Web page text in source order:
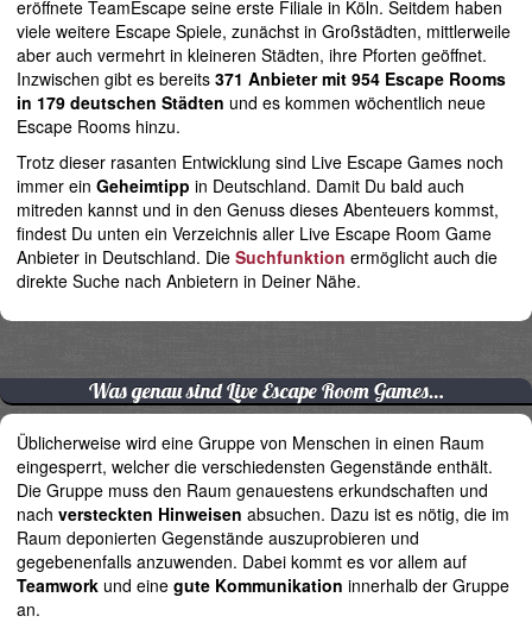
eröffnete TeamEscape seine erste Filiale in Köln. Seitdem haben
viele weitere Escape Spiele, zunächst in Großstädten, mittlerweile
aber auch vermehrt in kleineren Städten, ihre Pforten geöffnet.
Inzwischen gibt es bereits 371 Anbieter mit 954 Escape Rooms
in 179 deutschen Städten und es kommen wöchentlich neue
Escape Rooms hinzu.
Trotz dieser rasanten Entwicklung sind Live Escape Games noch
immer ein Geheimtipp in Deutschland. Damit Du bald auch
mitreden kannst und in den Genuss dieses Abenteuers kommst,
findest Du unten ein Verzeichnis aller Live Escape Room Game
Anbieter in Deutschland. Die Suchfunktion ermöglicht auch die
direkte Suche nach Anbietern in Deiner Nähe.
Was genau sind Live Escape Room Games…
Üblicherweise wird eine Gruppe von Menschen in einen Raum
eingesperrt, welcher die verschiedensten Gegenstände enthält.
Die Gruppe muss den Raum genauestens erkundschaften und
nach versteckten Hinweisen absuchen. Dazu ist es nötig, die im
Raum deponierten Gegenstände auszuprobieren und
gegebenenfalls anzuwenden. Dabei kommt es vor allem auf
Teamwork und eine gute Kommunikation innerhalb der Gruppe
an.